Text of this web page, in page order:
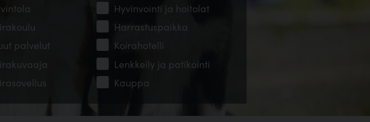
Hyvinvointi ja hoitolat
Harrastuspaikka
palvelut
Koirahotelli
Lenkkeily ja patikointi
Kauppa